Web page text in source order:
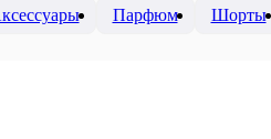
Парфюм Шорты